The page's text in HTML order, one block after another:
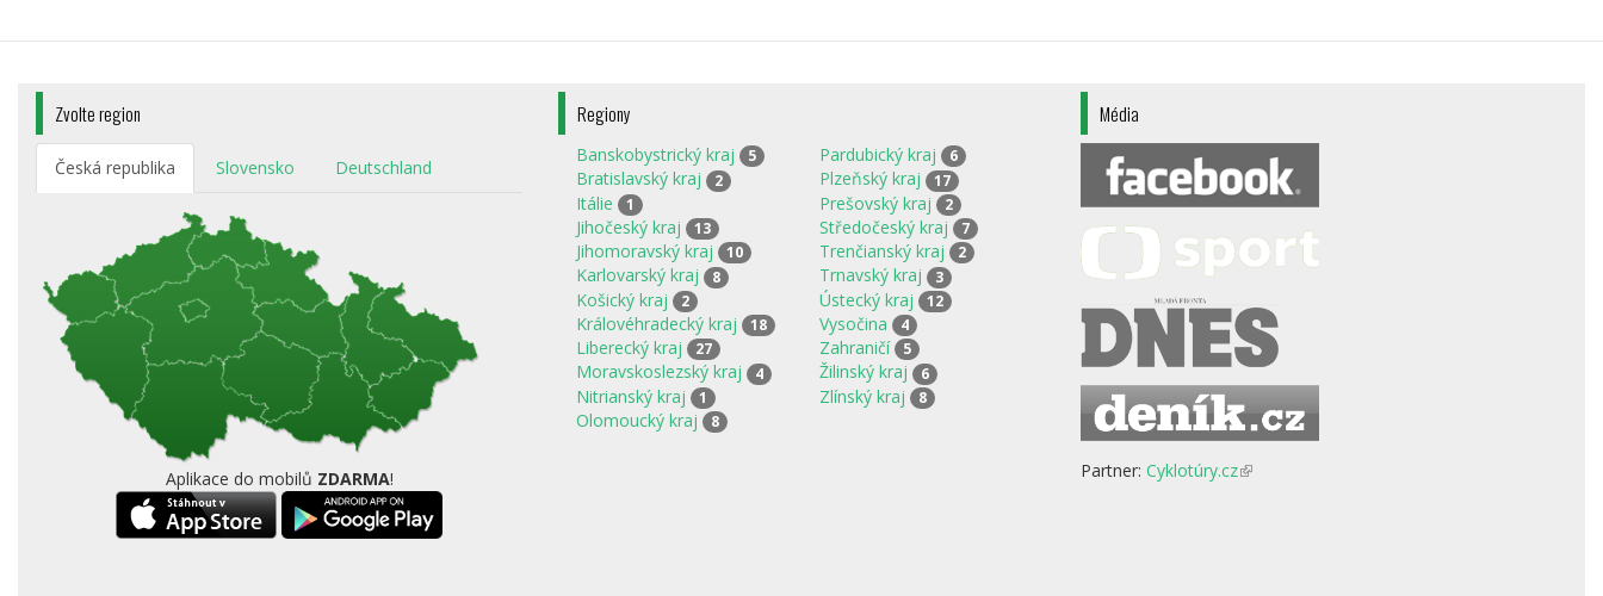
Zvolte region
Česká republika Slovensko Deutschland
Aplikace do mobilů ZDARMA!
Regiony
Banskobystrický kraj 5
Bratislavský kraj 2
Itálie 1
Jihočeský kraj 13
Jihomoravský kraj 10
Karlovarský kraj 8
Košický kraj 2
Královéhradecký kraj 18
Liberecký kraj 27
Moravskoslezský kraj 4
Nitrianský kraj 1
Olomoucký kraj 8
Pardubický kraj 6
Plzeňský kraj 17
Prešovský kraj 2
Středočeský kraj 7
Trenčianský kraj 2
Trnavský kraj 3
Ústecký kraj 12
Vysočina 4
Zahraničí 5
Žilinský kraj 6
Zlínský kraj 8
Média
Partner: Cyklotúry.cz(odkaz